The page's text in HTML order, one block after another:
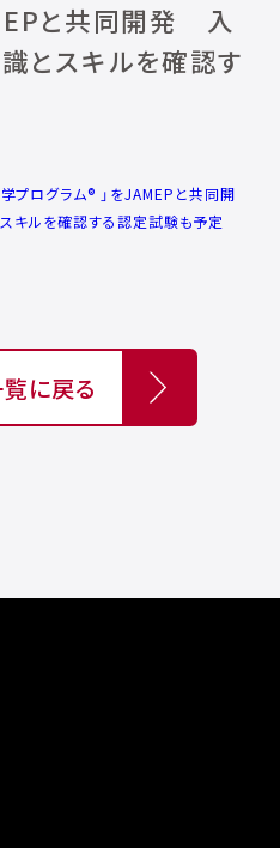
と共同開発 ⼊
とスキルを確認す
プログラム®︎ 」をJAMEPと共同開
ルを確認する認定試験も予定
に戻る